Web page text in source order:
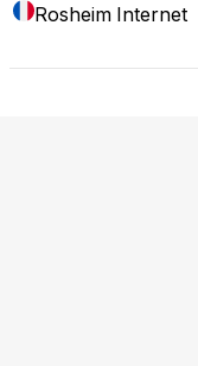
Rosheim Internet